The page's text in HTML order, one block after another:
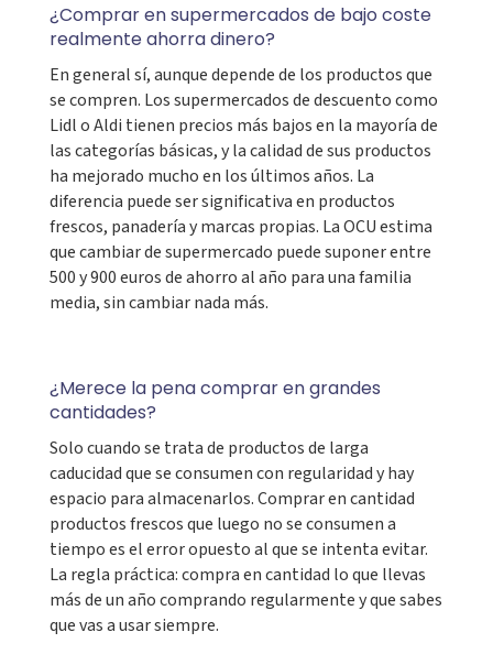
¿Comprar en supermercados de bajo coste
realmente ahorra dinero?
En general sí, aunque depende de los productos que
se compren. Los supermercados de descuento como
Lidl o Aldi tienen precios más bajos en la mayoría de
las categorías básicas, y la calidad de sus productos
ha mejorado mucho en los últimos años. La
diferencia puede ser significativa en productos
frescos, panadería y marcas propias. La OCU estima
que cambiar de supermercado puede suponer entre
500 y 900 euros de ahorro al año para una familia
media, sin cambiar nada más.
¿Merece la pena comprar en grandes
cantidades?
Solo cuando se trata de productos de larga
caducidad que se consumen con regularidad y hay
espacio para almacenarlos. Comprar en cantidad
productos frescos que luego no se consumen a
tiempo es el error opuesto al que se intenta evitar.
La regla práctica: compra en cantidad lo que llevas
más de un año comprando regularmente y que sabes
que vas a usar siempre.